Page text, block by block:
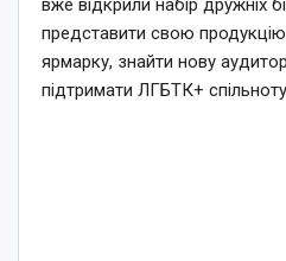
вже відкрили набір дружніх
представити свою
ярмарку, знайти нову
підтримати ЛГБТК+